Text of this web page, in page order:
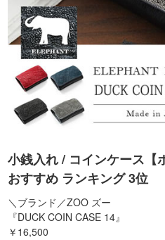
小銭入れ / コインケース【
おすすめ ランキング 3位
＼ブランド／ZOO ズー
『DUCK COIN CASE 14』
￥16,500